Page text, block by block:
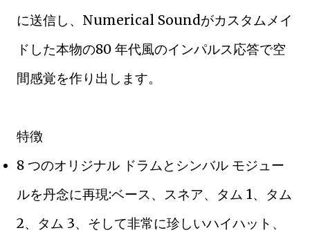
に送信し、Numerical Soundがカスタムメイ
ドした本物の80 年代風のインパルス応答で空
間感覚を作り出します。
特徴
8 つのオリジナル ドラムとシンバル モジュー
ルを丹念に再現:ベース、スネア、タム 1、タム
2、タム 3、そして非常に珍しいハイハット、